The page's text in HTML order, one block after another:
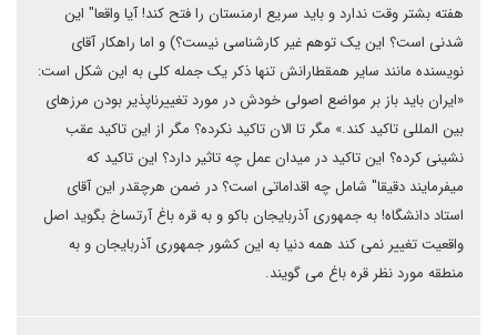
هفته بشتر وقت ندارد و باید سریع ارمنستان را فتح کند! آیا واقعا" این
شدنی است؟ این یک توهم غیر کارشناسی نیست؟) و اما راهکار آقای
نویسنده مانند سایر همقطارانش تنها ذکر یک جمله کلی به این شکل است:
«ایران باید باز بر مواضع اصولی خودش در مورد تغییرناپذیر بودن مرزهای
بین المللی تاکید کند.» مگر تا الان تاکید نکرده؟ مگر از این تاکید عقب
نشینی کرده؟ این تاکید در میدان عمل چه تاثیر دارد؟ این تاکید که
میفرمایند دقیقا" شامل چه اقداماتی است؟ در ضمن هرچقدر این آقای
استاد دانشگاه! به جمهوری آذربایجان باکو و به قره باغ آرتساخ بگوید اصل
واقعیت تغییر نمی کند همه دنیا به این کشور جمهوری آذربایجان و به
منطقه مورد نظر قره باغ می گویند.